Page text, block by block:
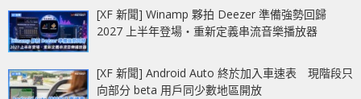
[XF 新聞] Winamp 夥拍 Deezer 準備強勢回歸
2027 上半年登場‧重新定義串流音樂播放器
[XF 新聞] Android Auto 終於加入車速表 現階段只
向部分 beta 用戶同少數地區開放